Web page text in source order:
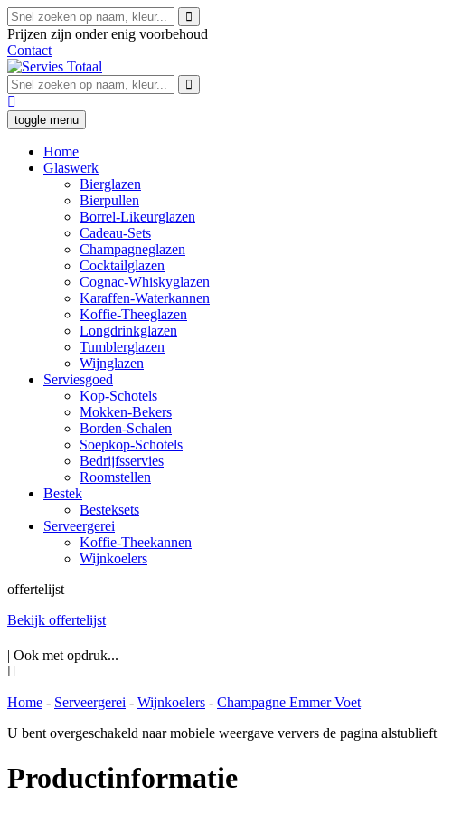
Prijzen zijn onder enig voorbehoud
Contact
toggle menu
Home
Glaswerk
Bierglazen
Bierpullen
Borrel-Likeurglazen
Cadeau-Sets
Champagneglazen
Cocktailglazen
Cognac-Whiskyglazen
Karaffen-Waterkannen
Koffie-Theeglazen
Longdrinkglazen
Tumblerglazen
Wijnglazen
Serviesgoed
Kop-Schotels
Mokken-Bekers
Borden-Schalen
Soepkop-Schotels
Bedrijfsservies
Roomstellen
Bestek
Besteksets
Serveergerei
Koffie-Theekannen
Wijnkoelers
offertelijst
Bekijk offertelijst
| Ook met opdruk...
Home - Serveergerei - Wijnkoelers - Champagne Emmer Voet
U bent overgeschakeld naar mobiele weergave ververs de pagina alstublieft
Productinformatie